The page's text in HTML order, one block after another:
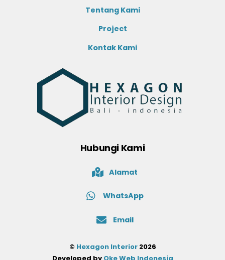
Tentang Kami
Project
Kontak Kami
Hubungi Kami
Alamat
WhatsApp
Email
© Hexagon Interior2026